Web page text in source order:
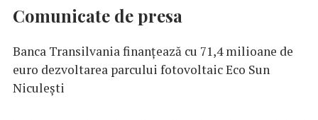
Comunicate de presa
Banca Transilvania finanțează cu 71,4 milioane de
euro dezvoltarea parcului fotovoltaic Eco Sun
Niculești